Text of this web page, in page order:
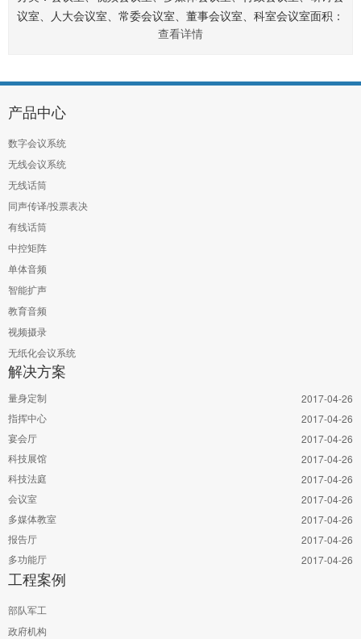
议室、人大会议室、常委会议室、董事会议室、科室会议室面积：
40㎡、60㎡、80㎡、120㎡、150㎡、200㎡、250㎡、360㎡.......
查看详情
产品中心
数字会议系统
无线会议系统
无线话筒
同声传译/投票表决
有线话筒
中控矩阵
单体音频
智能扩声
教育音频
视频摄录
无纸化会议系统
解决方案
量身定制
2017-04-26
指挥中心
2017-04-26
宴会厅
2017-04-26
科技展馆
2017-04-26
科技法庭
2017-04-26
会议室
2017-04-26
多媒体教室
2017-04-26
报告厅
2017-04-26
多功能厅
2017-04-26
工程案例
部队军工
政府机构